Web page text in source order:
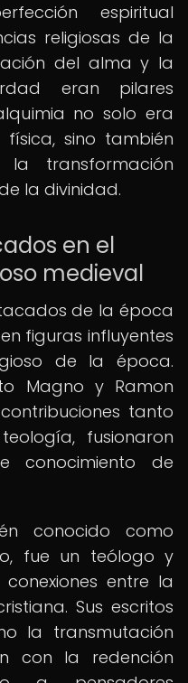
espiritual
religiosas de la
del alma y la
eran pilares
no solo era
sino también
transformación
la divinidad.
en el
medieval
de la época
figuras influyentes
de la época.
Magno y Ramon
tanto
fusionaron
conocimiento de
conocido como
fue un teólogo y
entre la
Sus escritos
la transmutación
con la redención